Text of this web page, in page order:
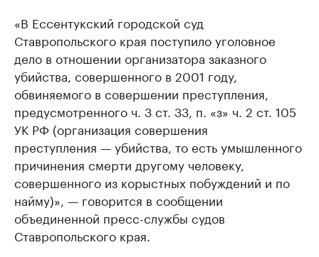
«В Ессентукский городской суд
Ставропольского края поступило уголовное
дело в отношении организатора заказного
убийства, совершенного в 2001 году,
обвиняемого в совершении преступления,
предусмотренного ч. 3 ст. 33, п. «з» ч. 2 ст. 105
УК РФ (организация совершения
преступления — убийства, то есть умышленного
причинения смерти другому человеку,
совершенного из корыстных побуждений и по
найму)», — говорится в сообщении
объединенной пресс-службы судов
Ставропольского края.